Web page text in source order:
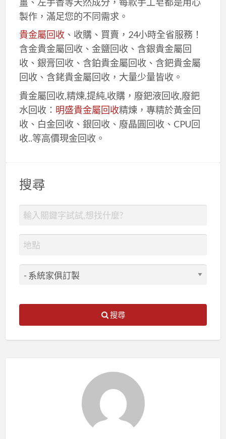
製作，滿足您的不同需求。
貴金屬回收、收購、買賣，24小時全省服務！
含金貴金屬回收、金鹽回收、含銀貴金屬回
收、銀膏回收、含鉑貴金屬回收、含鈀貴金屬
回收、含銠貴金屬回收，大量少量皆收。
貴金屬回收,精煉,提純,收購，廢鈀液回收,廢鈀
水回收： 明盛貴金屬回收精煉，專精於黃金回
收、白金回收、銀回收、廢晶圓回收、CPU回
收..等高價現金回收。
搜尋
搜尋